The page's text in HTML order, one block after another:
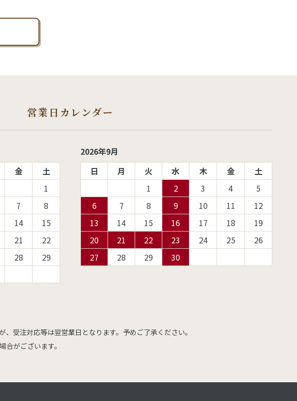
営業日カレンダー
金
土
1
7
8
14
15
21
22
28
29
2026年9月
日
月 火 水 木 金
土
1
2 3 4
5
6
7 8 9 10 11
12
13
14 15 16 17 18
19
20
21 22 23 24 25
26
27
28 29 30
受注対応等は翌営業日となります。予めご了承ください。
場合がございます。